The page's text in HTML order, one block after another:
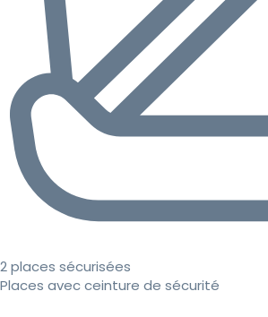
2 places sécurisées
Places avec ceinture de sécurité